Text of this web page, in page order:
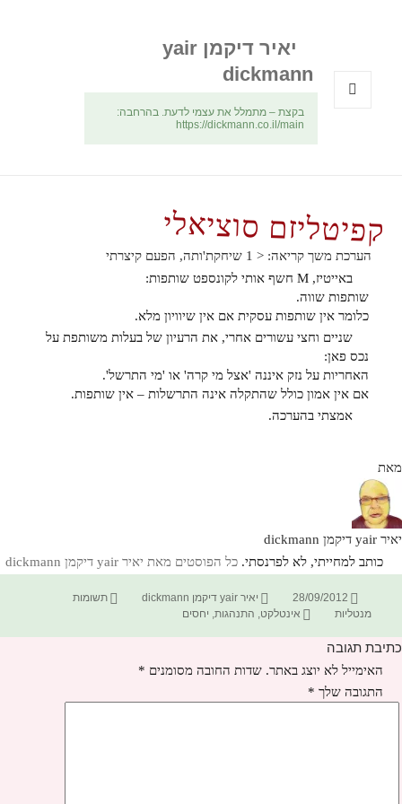
יאיר דיקמן yair
dickmann
בקצת – מתמלל את עצמי לדעת. בהרחבה:
https://dickmann.co.il/main
קפיטליזם סוציאלי
הערכת משך קריאה: < 1
שיחקת'ותה, הפעם קיצרתי
באייטיז, M חשף אותי לקונספט שותפות:
שותפות שווה.
כלומר אין שותפות עסקית אם אין שיוויון מלא.
שניים וחצי עשורים אחרי, את הרעיון של בעלות משותפת על
נכס פאן:
האחריות על נזק איננה 'אצל מי קרה' או 'מי התרשל'.
אם אין אמון כולל שהתקלה אינה התרשלות – אין שותפות.
אמצתי בהערכה.
מאת
יאיר yair דיקמן dickmann
כותב למחייתי, לא לפרנסתי. כל הפוסטים מאת יאיר yair דיקמן dickmann‏
פורסם
בתאריך
28/09/2012 מחבר
יאיר yair דיקמן dickmann קטגוריות
תשומות
מנטליות
תגיות
אינטלקט, התנהגות, יחסים
כתיבת תגובה
האימייל לא יוצג באתר. שדות החובה מסומנים *
התגובה שלך *